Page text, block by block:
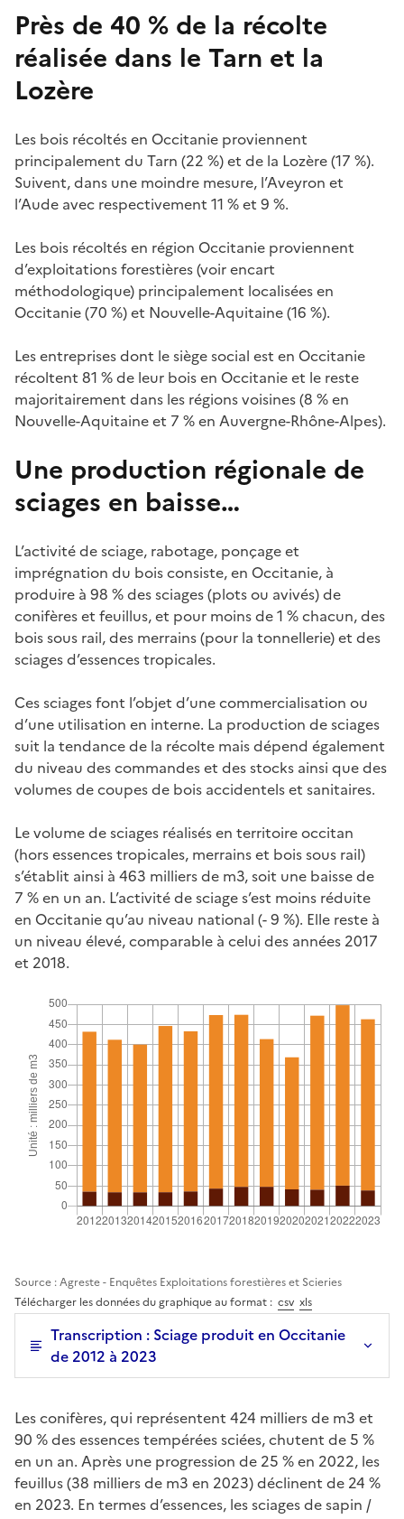
Près de 40 % de la récolte
réalisée dans le Tarn et la
Lozère
Les bois récoltés en Occitanie proviennent
principalement du Tarn (22 %) et de la Lozère (17 %).
Suivent, dans une moindre mesure, l’Aveyron et
l’Aude avec respectivement 11 % et 9 %.
Les bois récoltés en région Occitanie proviennent
d’exploitations forestières (voir encart
méthodologique) principalement localisées en
Occitanie (70 %) et Nouvelle-Aquitaine (16 %).
Les entreprises dont le siège social est en Occitanie
récoltent 81 % de leur bois en Occitanie et le reste
majoritairement dans les régions voisines (8 % en
Nouvelle-Aquitaine et 7 % en Auvergne-Rhône-Alpes).
Une production régionale de
sciages en baisse…
L’activité de sciage, rabotage, ponçage et
imprégnation du bois consiste, en Occitanie, à
produire à 98 % des sciages (plots ou avivés) de
conifères et feuillus, et pour moins de 1 % chacun, des
bois sous rail, des merrains (pour la tonnellerie) et des
sciages d’essences tropicales.
Ces sciages font l’objet d’une commercialisation ou
d’une utilisation en interne. La production de sciages
suit la tendance de la récolte mais dépend également
du niveau des commandes et des stocks ainsi que des
volumes de coupes de bois accidentels et sanitaires.
Le volume de sciages réalisés en territoire occitan
(hors essences tropicales, merrains et bois sous rail)
s’établit ainsi à 463 milliers de m3, soit une baisse de
7 % en un an. L’activité de sciage s’est moins réduite
en Occitanie qu’au niveau national (- 9 %). Elle reste à
un niveau élevé, comparable à celui des années 2017
et 2018.
Source : Agreste - Enquêtes Exploitations forestières et Scieries
Télécharger les données du graphique au format : csv xls
Transcription : Sciage produit en Occitanie
de 2012 à 2023
Les conifères, qui représentent 424 milliers de m3 et
90 % des essences tempérées sciées, chutent de 5 %
en un an. Après une progression de 25 % en 2022, les
feuillus (38 milliers de m3 en 2023) déclinent de 24 %
en 2023. En termes d’essences, les sciages de sapin /